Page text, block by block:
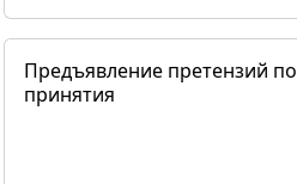
Предъявление претензий
принятия